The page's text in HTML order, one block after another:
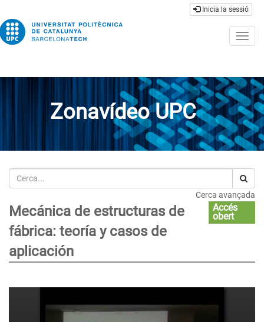
Inicia la sessió
Zonavídeo UPC
Cerca
Cerca avançada
Mecánica de estructuras de
fábrica: teoría y casos de
aplicación
Accés
obert